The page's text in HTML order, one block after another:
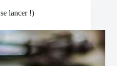
lancer !)